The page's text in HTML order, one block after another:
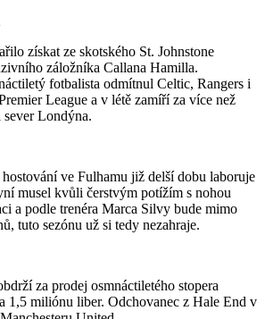
získat ze skotského St. Johnstone
záložníka Callana Hamilla.
fotbalista odmítnul Celtic, Rangers i
League a v létě zamíří za více než
Londýna.
ve Fulhamu již delší dobu laboruje
musel kvůli čerstvým potížím s nohou
a podle trenéra Marca Silvy bude mimo
tuto sezónu už si tedy nezahraje.
za prodej osmnáctiletého stopera
1,5 miliónu liber. Odchovanec z Hale End v